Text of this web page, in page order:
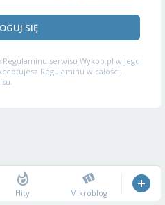
SIĘ
Regulaminu serwisu Wykop.pl w jego
Regulaminu w całości,
Hity Mikroblog